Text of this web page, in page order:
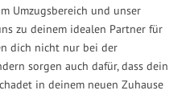
Umzugsbereich und unser
zu deinem idealen Partner für
dich nicht nur bei der
sorgen auch dafür, dass dein
in deinem neuen Zuhause